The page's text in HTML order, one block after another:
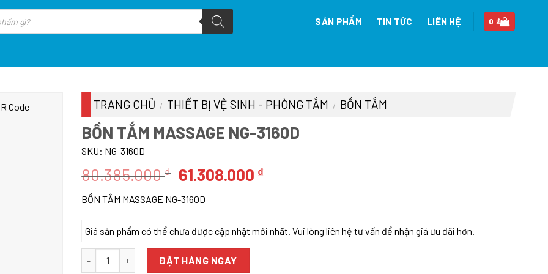
SẢN PHẨM TIN TỨC LIÊN HỆ 0₫
TRANG CHỦ / THIẾT BỊ VỆ SINH - PHÒNG TẮM / BỒN TẮM
BỒN TẮM MASSAGE NG-3160D
SKU: NG-3160D
80.385.000₫ Giá
là:
80.385.000 ₫.
61.308.000 ₫Giá
là:
61.308.000 ₫.
BỒN TẮM MASSAGE NG-3160D
Giá sản phẩm có thể chưa được cập nhật mới nhất. Vui lòng liên hệ tư vấn để nhận giá ưu đãi hơn.
BỒN TẮM MASSAGE NG-3160D số lượng
ĐẶT HÀNG NGAY